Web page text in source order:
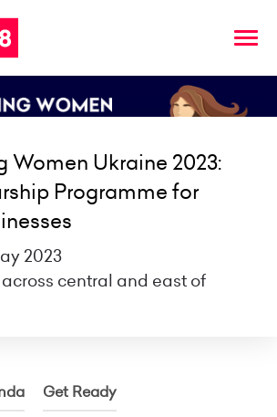
Women Ukraine 2023:
Programme for
2023
central and east of
Get Ready